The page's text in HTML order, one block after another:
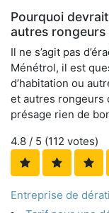
Pourquoi
autres rongeurs
Il ne s’agit pas
Ménétrol, il est
d’habitation ou
et autres rongeurs
présage rien de
4.8 / 5 (112 votes)
Entreprise de